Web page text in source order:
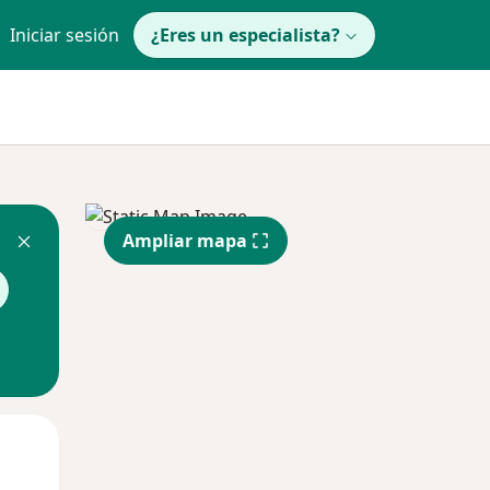
Iniciar sesión ¿Eres un especialista?
Ampliar mapa